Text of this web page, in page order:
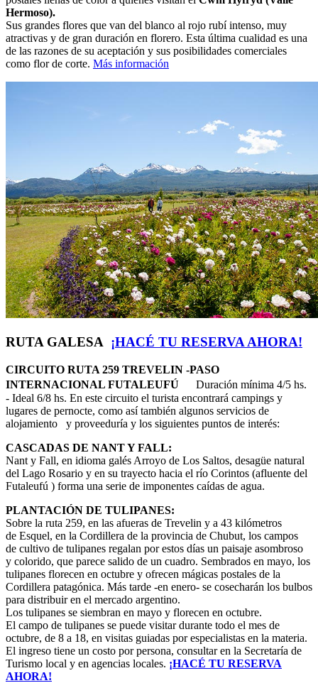
Hermoso).
Sus grandes flores que van del blanco al rojo rubí intenso, muy
atractivas y de gran duración en florero. Esta última cualidad es una
de las razones de su aceptación y sus posibilidades comerciales
como flor de corte. Más información
RUTA GALESA ¡HACÉ TU RESERVA AHORA!
CIRCUITO RUTA 259 TREVELIN -PASO
INTERNACIONAL FUTALEUFÚ Duración mínima 4/5 hs.
- Ideal 6/8 hs. En este circuito el turista encontrará campings y
lugares de pernocte, como así también algunos servicios de
alojamiento y proveeduría y los siguientes puntos de interés:
CASCADAS DE NANT Y FALL:
Nant y Fall, en idioma galés Arroyo de Los Saltos, desagüe natural
del Lago Rosario y en su trayecto hacia el río Corintos (afluente del
Futaleufú ) forma una serie de imponentes caídas de agua.
PLANTACIÓN DE TULIPANES:
Sobre la ruta 259, en las afueras de Trevelin y a 43 kilómetros
de Esquel, en la Cordillera de la provincia de Chubut, los campos
de cultivo de tulipanes regalan por estos días un paisaje asombroso
y colorido, que parece salido de un cuadro. Sembrados en mayo, los
tulipanes florecen en octubre y ofrecen mágicas postales de la
Cordillera patagónica. Más tarde -en enero- se cosecharán los bulbos
para distribuir en el mercado argentino.
Los tulipanes se siembran en mayo y florecen en octubre.
El campo de tulipanes se puede visitar durante todo el mes de
octubre, de 8 a 18, en visitas guiadas por especialistas en la materia.
El ingreso tiene un costo por persona, consultar en la Secretaría de
Turismo local y en agencias locales. ¡HACÉ TU RESERVA
AHORA!